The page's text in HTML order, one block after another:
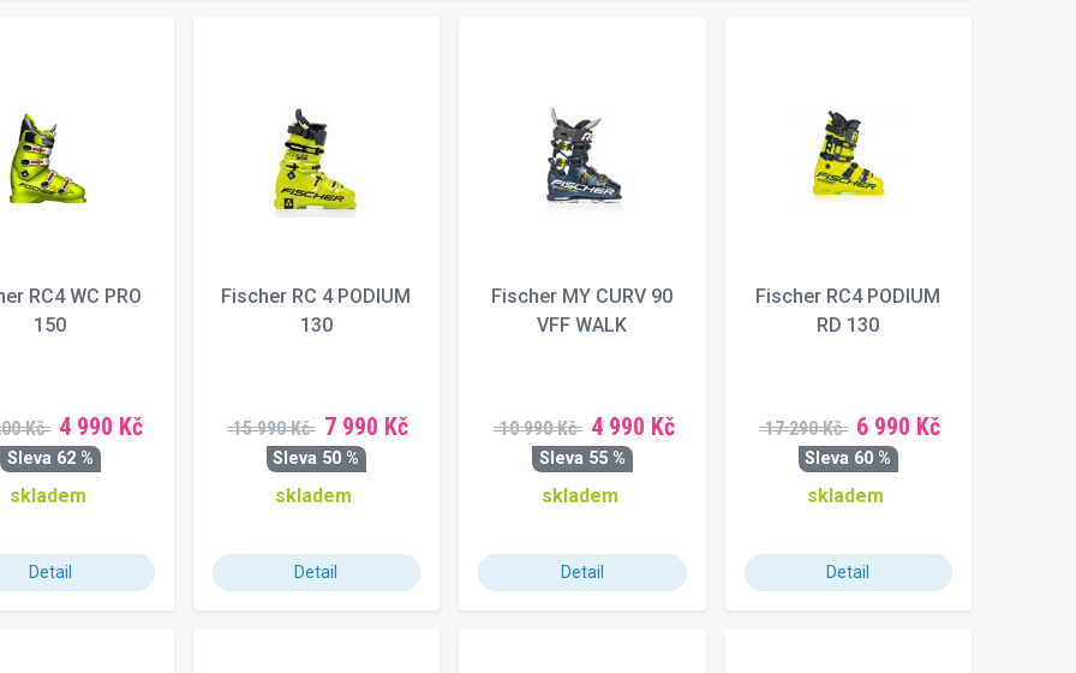
RC4 WC PRO
150
Kč 4 990 Kč
Sleva 62 %
skladem
Detail
Fischer RC 4 PODIUM
130
15 990 Kč 7 990 Kč
Sleva 50 %
skladem
Detail
Fischer MY CURV 90
VFF WALK
10 990 Kč 4 990 Kč
Sleva 55 %
skladem
Detail
Fischer RC4 PODIUM
RD 130
17 290 Kč 6 990 Kč
Sleva 60 %
skladem
Detail